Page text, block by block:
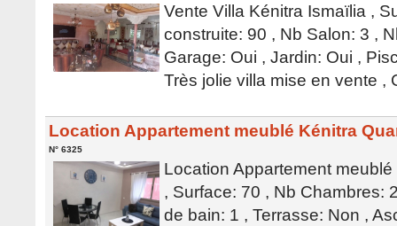
Vente Villa Kénitra Ismaïlia ,
construite: 90 , Nb Salon: 3 ,
Garage: Oui , Jardin: Oui ,
Très jolie villa mise en vente ,
Location Appartement meublé Kénitra
N° 6325
Location Appartement
, Surface: 70 , Nb Chambres:
de bain: 1 , Terrasse: Non ,